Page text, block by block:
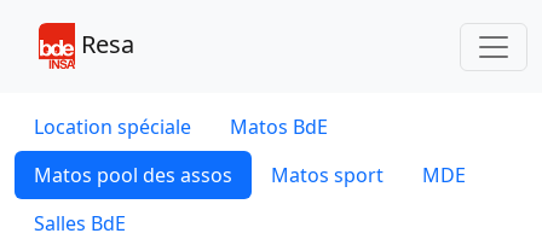
Resa
Location spéciale
Matos BdE
Matos pool des assos
Matos sport
MDE
Salles BdE